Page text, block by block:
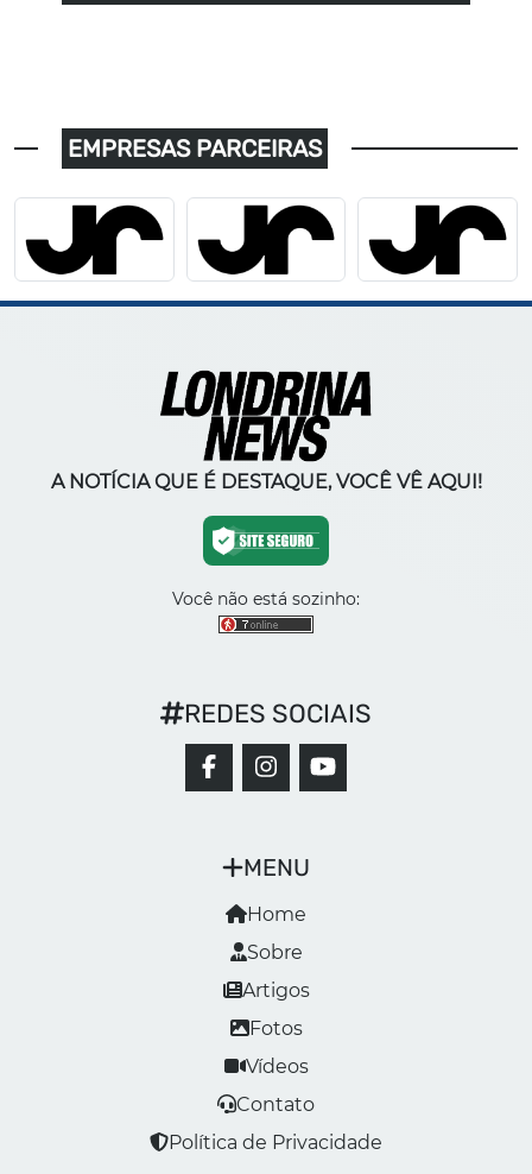
EMPRESAS PARCEIRAS
A NOTÍCIA QUE É DESTAQUE, VOCÊ VÊ AQUI!
Você não está sozinho:
MENU
Home
Sobre
Artigos
Fotos
Vídeos
Contato
Política de Privacidade
REDES SOCIAIS